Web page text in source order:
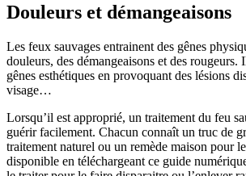
Douleurs et démangeaisons
Les feux sauvages entrainent des gênes
douleurs, des démangeaisons et des rougeurs.
gênes esthétiques en provoquant des lésions
visage…
Lorsqu’il est approprié, un traitement du feu
guérir facilement. Chacun connaît un truc de
traitement naturel ou un remède maison pour
disponible en téléchargeant ce guide